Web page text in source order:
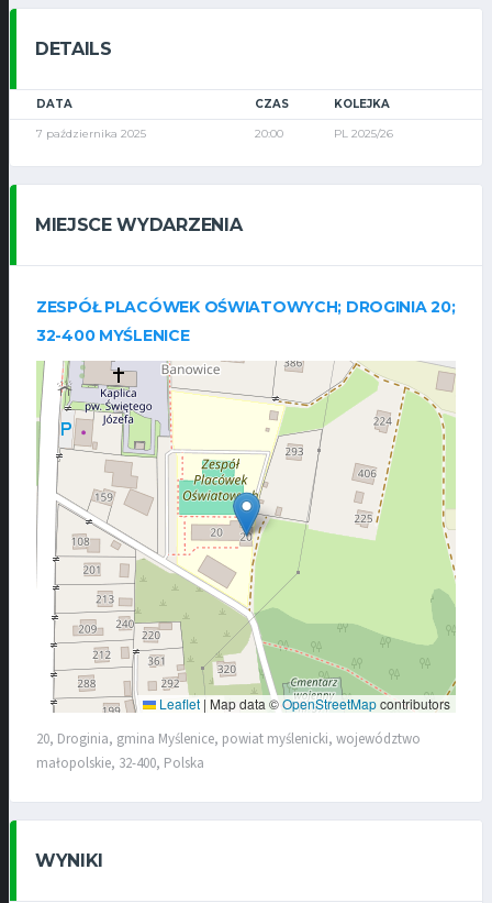
DETAILS
DATA CZAS KOLEJKA
7 października 2025 20:00 PL 2025/26
MIEJSCE WYDARZENIA
ZESPÓŁ PLACÓWEK OŚWIATOWYCH; DROGINIA 20;
32-400 MYŚLENICE
Leaflet | Map data ©OpenStreetMapcontributors
20, Droginia, gmina Myślenice, powiat myślenicki, województwo
małopolskie, 32-400, Polska
WYNIKI